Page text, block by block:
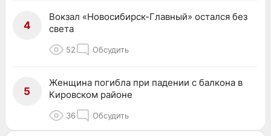
4
Вокзал «Новосибирск-Главный» остался без
света
52 Обсудить
5
Женщина погибла при падении с балкона в
Кировском районе
36 Обсудить